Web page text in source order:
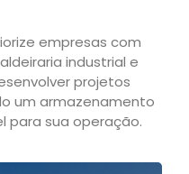
empresas com
industrial e
projetos
um armazenamento
para sua operação.